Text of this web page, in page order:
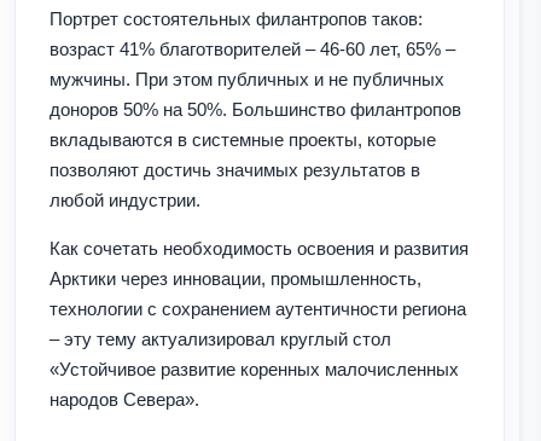
Портрет состоятельных филантропов таков:
возраст 41% благотворителей – 46-60 лет, 65% –
мужчины. При этом публичных и не публичных
доноров 50% на 50%. Большинство филантропов
вкладываются в системные проекты, которые
позволяют достичь значимых результатов в
любой индустрии.
Как сочетать необходимость освоения и развития
Арктики через инновации, промышленность,
технологии с сохранением аутентичности региона
– эту тему актуализировал круглый стол
«Устойчивое развитие коренных малочисленных
народов Севера».